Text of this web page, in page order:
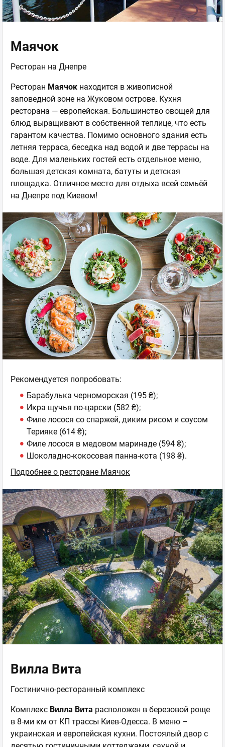
Маячок
Ресторан на Днепре
Ресторан Маячок находится в живописной
заповедной зоне на Жуковом острове. Кухня
ресторана — европейская. Большинство овощей для
блюд выращивают в собственной теплице, что есть
гарантом качества. Помимо основного здания есть
летняя терраса, беседка над водой и две террасы на
воде. Для маленьких гостей есть отдельное меню,
большая детская комната, батуты и детская
площадка. Отличное место для отдыха всей семьёй
на Днепре под Киевом!
Рекомендуется попробовать:
Барабулька черноморская (195 ₴);
Икра щучья по-царски (582 ₴);
Филе лосося со спаржей, диким рисом и соусом
Терияке (614 ₴);
Филе лосося в медовом маринаде (594 ₴);
Шоколадно-кокосовая панна-кота (198 ₴).
Подробнее о ресторане Маячок
Вилла Вита
Гостинично-ресторанный комплекс
Комплекс Вилла Вита расположен в березовой роще
в 8-ми км от КП трассы Киев-Одесса. В меню –
украинская и европейская кухни. Постоялый двор с